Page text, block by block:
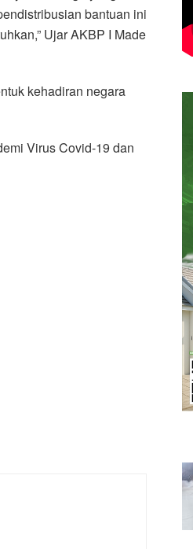
bantuan ini
Ujar AKBP I Made
kehadiran negara
Virus Covid-19 dan